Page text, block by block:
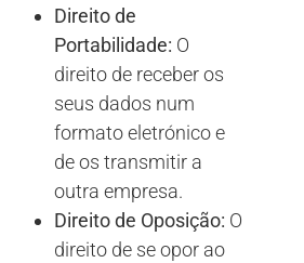
Direito de
Portabilidade: O
direito de receber os
seus dados num
formato eletrónico e
de os transmitir a
outra empresa.
Direito de Oposição: O
direito de se opor ao